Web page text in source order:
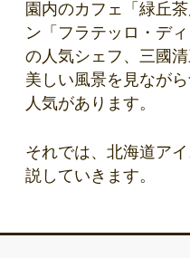
園内のカフェ「緑丘
ン「フラテッロ・デ
の人気シェフ、三國
美しい風景を見なが
人気があります。
それでは、北海道ア
説していきます。